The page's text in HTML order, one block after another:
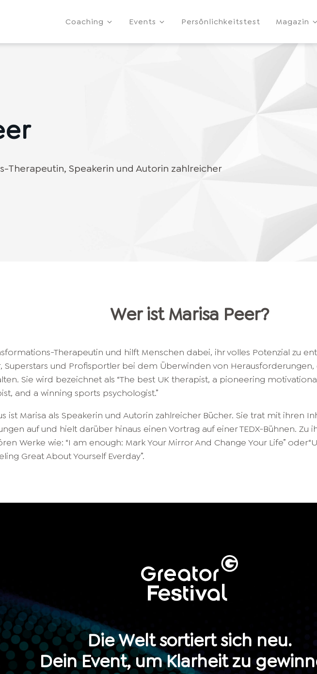
Coaching Events Persönlichkeitstest Magazin
Therapeutin, Speakerin und Autorin zahlreicher
Wer istMarisa Peer?
Therapeutin und hilft Menschen dabei, ihr volles Potenzial zu
Superstars und Profisportler bei dem Überwinden von
Sie wird bezeichnet als “The best UK therapist, a pioneering
and a winning sports psychologist.”
ist Marisa als Speakerin und Autorin zahlreicher Bücher. Sie trat mit ihren
auf und hielt darüber hinaus einen Vortrag auf einer TEDX-Bühnen. Zu
Werke wie: “I am enough: Mark Your Mirror And Change Your Life”
Great About Yourself Everday”.
Die Welt sortiert sich neu.
Dein Event, um Klarheit zu